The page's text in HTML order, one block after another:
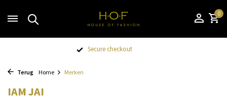
0
Secure checkout
Terug Home Merken
IAM JAI